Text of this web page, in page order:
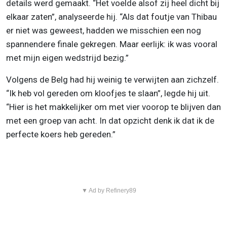
details werd gemaakt. “Het voelde alsof zij heel dicht bij
elkaar zaten”, analyseerde hij. “Als dat foutje van Thibau
er niet was geweest, hadden we misschien een nog
spannendere finale gekregen. Maar eerlijk: ik was vooral
met mijn eigen wedstrijd bezig.”
Volgens de Belg had hij weinig te verwijten aan zichzelf.
“Ik heb vol gereden om kloofjes te slaan”, legde hij uit.
“Hier is het makkelijker om met vier voorop te blijven dan
met een groep van acht. In dat opzicht denk ik dat ik de
perfecte koers heb gereden.”
▼ Ad by Refinery89